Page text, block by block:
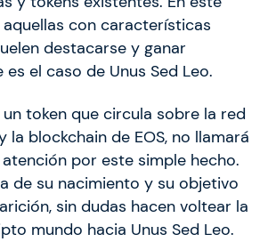
con características
destacarse y ganar
es el caso de Unus Sed Leo.
un token que circula sobre la red
la blockchain de EOS, no llamará
por este simple hecho.
de su nacimiento y su objetivo
sin dudas hacen voltear la
mundo hacia Unus Sed Leo.